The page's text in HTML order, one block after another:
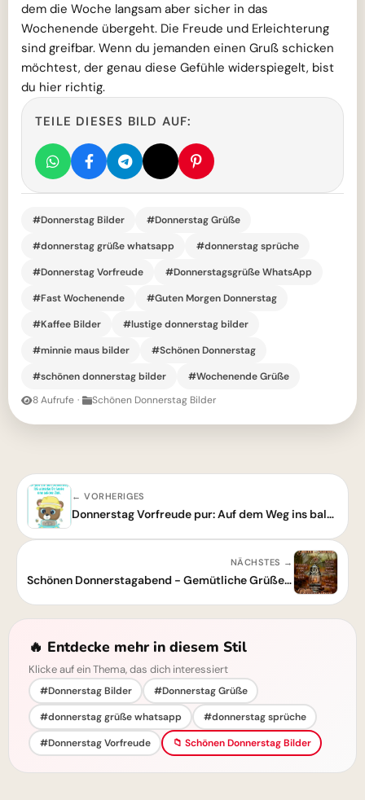
dem die Woche langsam aber sicher in das
Wochenende übergeht. Die Freude und Erleichterung
sind greifbar. Wenn du jemanden einen Gruß schicken
möchtest, der genau diese Gefühle widerspiegelt, bist
du hier richtig.
TEILE DIESES BILD AUF:
#Donnerstag Bilder
#Donnerstag Grüße
#donnerstag grüße whatsapp
#donnerstag sprüche
#Donnerstag Vorfreude
#Donnerstagsgrüße WhatsApp
#Fast Wochenende
#Guten Morgen Donnerstag
#Kaffee Bilder
#lustige donnerstag bilder
#minnie maus bilder
#Schönen Donnerstag
#schönen donnerstag bilder
#Wochenende Grüße
8 Aufrufe · Schönen Donnerstag Bilder
← VORHERIGES
Donnerstag Vorfreude pur: Auf dem Weg ins baldige Wochenende!
NÄCHSTES →
Schönen Donnerstagabend - Gemütliche Grüße zum Vorabend
🔥 Entdecke mehr in diesem Stil
Klicke auf ein Thema, das dich interessiert
#Donnerstag Bilder
#Donnerstag Grüße
#donnerstag grüße whatsapp
#donnerstag sprüche
#Donnerstag Vorfreude
📁 Schönen Donnerstag Bilder